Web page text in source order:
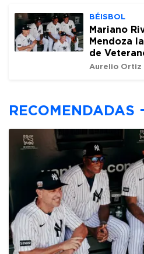
BÉISBOL
Mariano
Mendoza
de
Aurelio Ortiz
RECOMENDADAS